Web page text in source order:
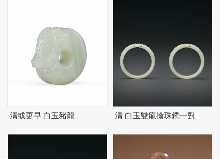
清或更早 白玉豬龍 清 白玉雙龍搶珠鐲一對